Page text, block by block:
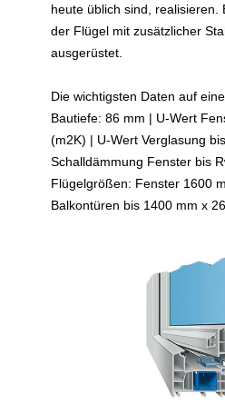
heute üblich sind, realisieren.
der Flügel mit zusätzlicher
ausgerüstet.
Die wichtigsten Daten auf
Bautiefe: 86 mm | U-Wert
(m2K) | U-Wert Verglasung
Schalldämmung Fenster bis
Flügelgrößen: Fenster 1600
Balkontüren bis 1400 mm x